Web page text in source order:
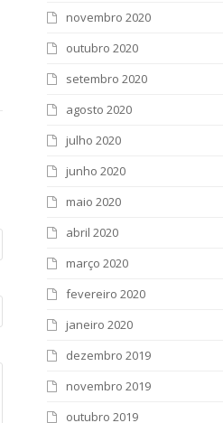
novembro 2020
outubro 2020
setembro 2020
agosto 2020
julho 2020
junho 2020
maio 2020
abril 2020
março 2020
fevereiro 2020
janeiro 2020
dezembro 2019
novembro 2019
outubro 2019